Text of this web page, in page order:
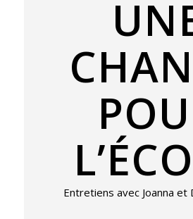
Entretiens avec Joanna et